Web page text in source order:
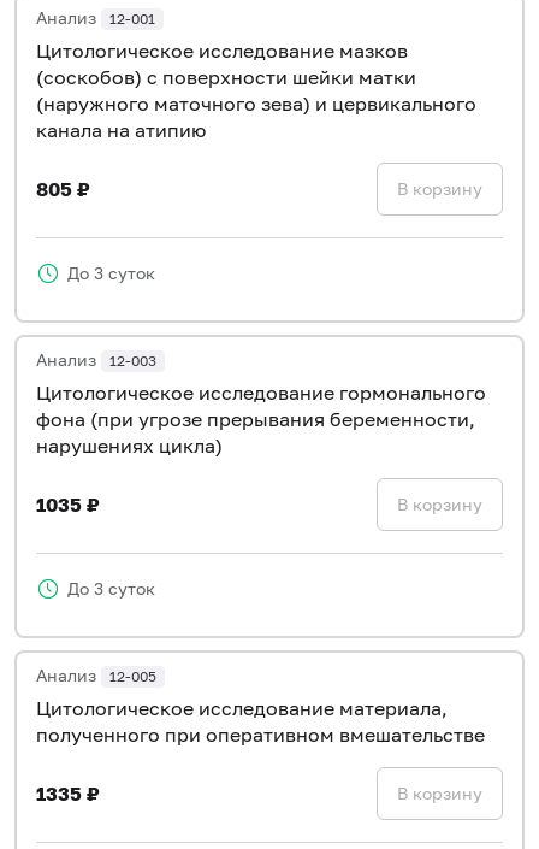
Анализ 12-001
Цитологическое исследование мазков
(соскобов) с поверхности шейки матки
(наружного маточного зева) и цервикального
канала на атипию
805 ₽ В корзину
До 3 суток
Анализ 12-003
Цитологическое исследование гормонального
фона (при угрозе прерывания беременности,
нарушениях цикла)
1035 ₽ В корзину
До 3 суток
Анализ 12-005
Цитологическое исследование материала,
полученного при оперативном вмешательстве
1335 ₽ В корзину